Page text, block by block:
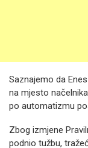
Saznajemo da
na mjesto
po automatizmu
Zbog izmjene
podnio tužbu,